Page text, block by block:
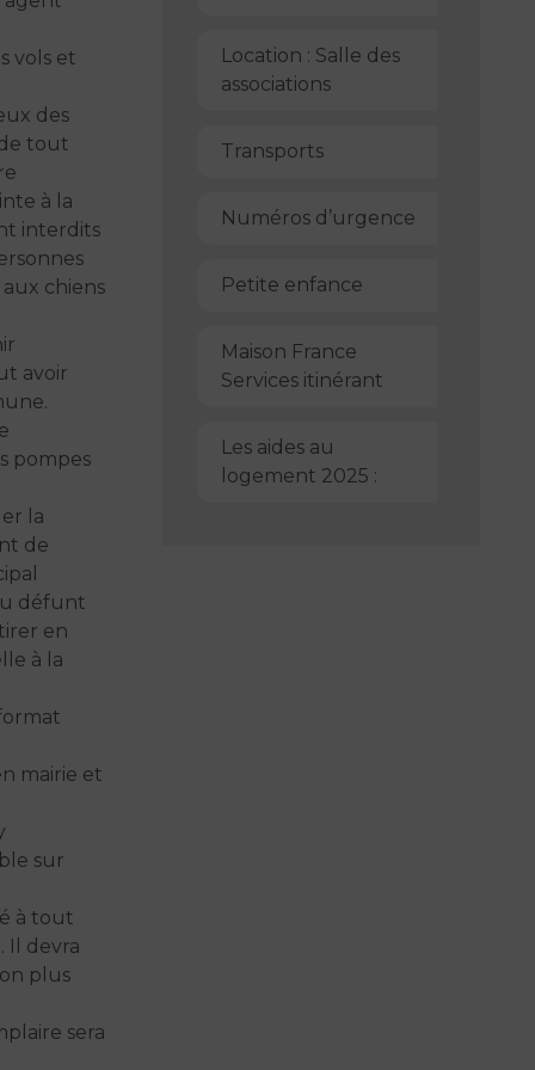
vols et
des
tout
à la
interdits
aux chiens
avoir
pompes
la
de
défunt
en
à la
mairie et
sur
à tout
Il devra
plus
sera
Location : Salle des
associations
Transports
Numéros d’urgence
Petite enfance
Maison France
Services itinérant
Les aides au
logement 2025 :